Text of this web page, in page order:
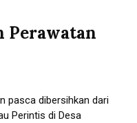
Perawatan
pasca dibersihkan dari
Perintis di Desa